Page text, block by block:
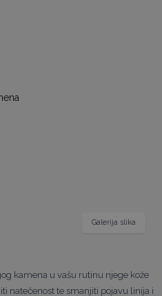
kamena u vašu rutinu njege kože
natečenost te smanjiti pojavu linija i
Galerija slika